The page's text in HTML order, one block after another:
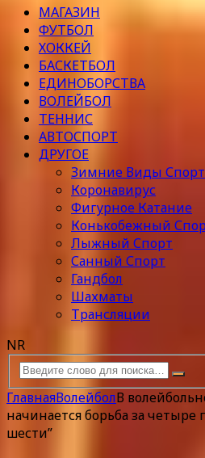
МАГАЗИН
ФУТБОЛ
ХОККЕЙ
БАСКЕТБОЛ
ЕДИНОБОРСТВА
ВОЛЕЙБОЛ
ТЕННИС
АВТОСПОРТ
ДРУГОЕ
Зимние Виды
Коронавирус
Фигурное Катание
Конькобежный
Лыжный Спорт
Санный Спорт
Гандбол
Шахматы
Трансляции
NR
ГлавнаяВолейболВ
начинается борьба за четыре
шести”